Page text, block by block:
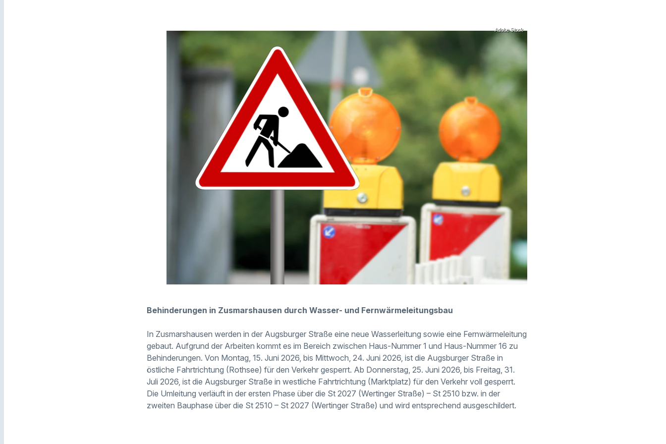
Adobe Stock
Behinderungen in Zusmarshausen durch Wasser- und Fernwärmeleitungsbau
In Zusmarshausen werden in der Augsburger Straße eine neue Wasserleitung sowie eine Fernwärmeleitung
gebaut. Aufgrund der Arbeiten kommt es im Bereich zwischen Haus-Nummer 1 und Haus-Nummer 16 zu
Behinderungen. Von Montag, 15. Juni 2026, bis Mittwoch, 24. Juni 2026, ist die Augsburger Straße in
östliche Fahrtrichtung (Rothsee) für den Verkehr gesperrt. Ab Donnerstag, 25. Juni 2026, bis Freitag, 31.
Juli 2026, ist die Augsburger Straße in westliche Fahrtrichtung (Marktplatz) für den Verkehr voll gesperrt.
Die Umleitung verläuft in der ersten Phase über die St 2027 (Wertinger Straße) – St 2510 bzw. in der
zweiten Bauphase über die St 2510 – St 2027 (Wertinger Straße) und wird entsprechend ausgeschildert.